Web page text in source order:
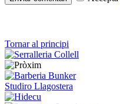
Tornar al principi